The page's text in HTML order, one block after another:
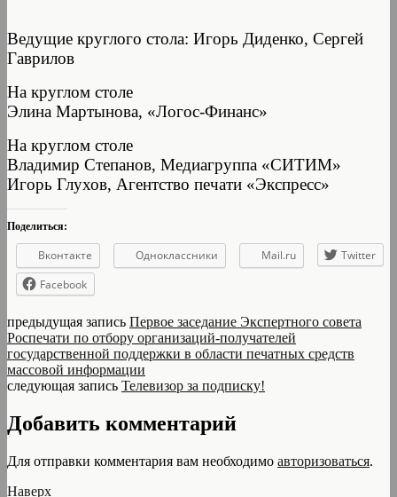
Ведущие круглого стола: Игорь Диденко, Сергей
Гаврилов
На круглом столе
Элина Мартынова, «Логос-Финанс»
На круглом столе
Владимир Степанов, Медиагруппа «СИТИМ»
Игорь Глухов, Агентство печати «Экспресс»
Поделиться:
Вконтакте Одноклассники Mail.ru
Twitter
Facebook
предыдущая запись Первое заседание Экспертного совета
Роспечати по отбору организаций-получателей
государственной поддержки в области печатных средств
массовой информации
следующая запись Телевизор за подписку!
Добавить комментарий
Для отправки комментария вам необходимо авторизоваться.
Наверх